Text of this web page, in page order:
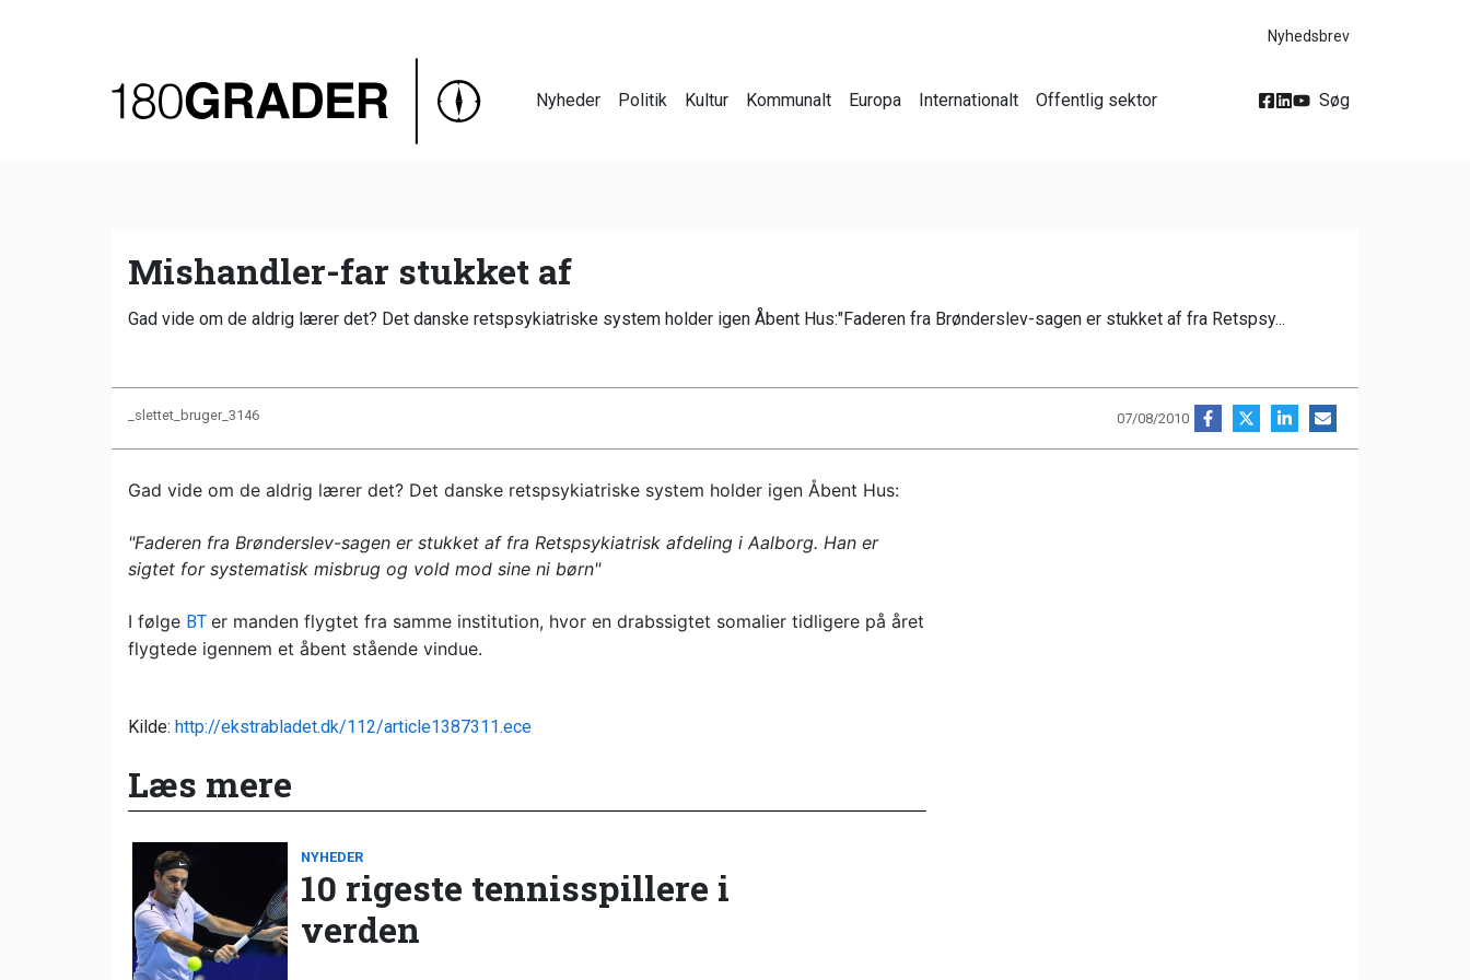
Nyhedsbrev
Nyheder Politik Kultur Kommunalt Europa Internationalt Offentlig sektor Søg
Mishandler-far stukket af
Gad vide om de aldrig lærer det? Det danske retspsykiatriske system holder igen Åbent Hus:"Faderen fra Brønderslev-sagen er stukket af fra Retspsy...
_slettet_bruger_3146 07/08/2010
Gad vide om de aldrig lærer det? Det danske retspsykiatriske system holder igen Åbent Hus:
"Faderen fra Brønderslev-sagen er stukket af fra Retspsykiatrisk afdeling i Aalborg. Han er
sigtet for systematisk misbrug og vold mod sine ni børn"
I følge BT er manden flygtet fra samme institution, hvor en drabssigtet somalier tidligere på året
flygtede igennem et åbent stående vindue.
Kilde: http://ekstrabladet.dk/112/article1387311.ece
Læs mere
NYHEDER
10 rigeste tennisspillere i
verden